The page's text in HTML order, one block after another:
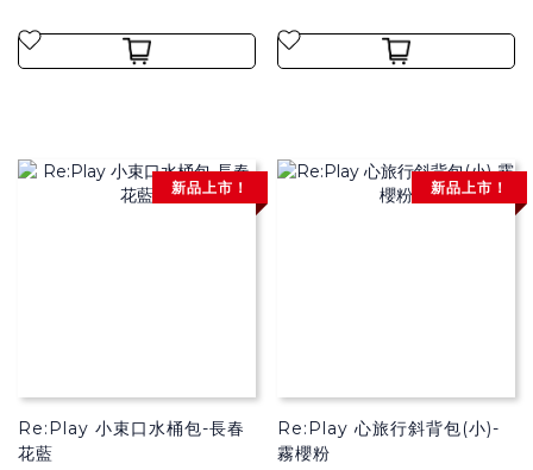
新品上市！
Re:Play 小束口水桶包-長春
花藍
新品上市！
Re:Play 心旅行斜背包(小)-
霧櫻粉